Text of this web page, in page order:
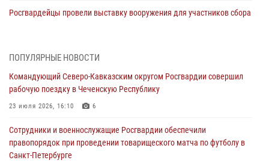
Росгвардейцы провели выставку вооружения для участников сбора
второй годовщине вторжения ВСУ на территорию области
06 августа 2026, 11:56
угрожавшего подростку травматическим пистолетом
06 августа 2026, 11:33 1
ПОПУЛЯРНЫЕ НОВОСТИ
Командующий Северо-Кавказским округом Росгвардии совершил
рабочую поездку в Чеченскую Республику
23 июля 2026, 16:10 6
Сотрудники и военнослужащие Росгвардии обеспечили
правопорядок при проведении товарищеского матча по футболу в
Санкт-Петербурге